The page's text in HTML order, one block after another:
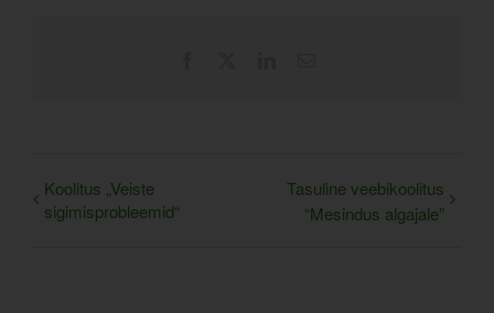
Koolitus „Veiste
sigimisprobleemid“
Tasuline veebikoolitus
“Mesindus algajale”